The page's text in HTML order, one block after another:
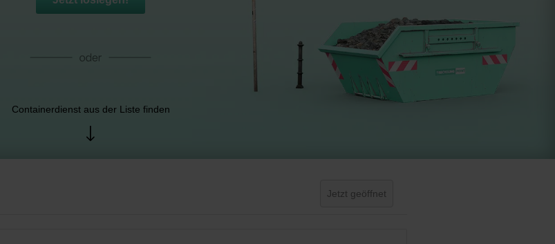
Containerdienst aus der Liste finden
Jetzt geöffnet